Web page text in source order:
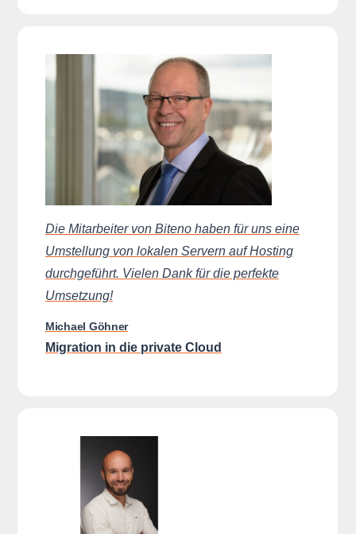
Die Mitarbeiter von Biteno haben für uns eine
Umstellung von lokalen Servern auf Hosting
durchgeführt. Vielen Dank für die perfekte
Umsetzung!
Michael Göhner
Migration in die private Cloud